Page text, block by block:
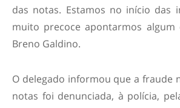
das notas. Estamos no início das
muito precoce apontarmos algum
Breno Galdino.
O delegado informou que a fraude
notas foi denunciada, à polícia,